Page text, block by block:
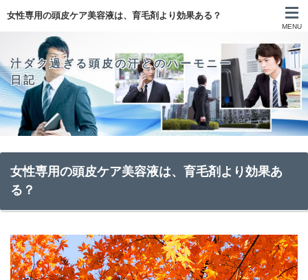
女性専用の頭皮ケア美容液は、育毛剤より効果ある？
MENU
汁ダク過ぎる頭皮の汗とのハーモニー
日記
女性専用の頭皮ケア美容液は、育毛剤より効果あ
る？